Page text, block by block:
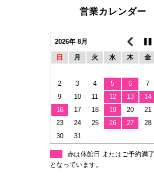
営業カレンダー
2026年 8月
日 月 火 水 木 金
2
3 4 5 6 7
9
10 11 12 13 14
16
17 18 19 20 21
23
24 25 26 27 28
30
31
赤は休館日 またはご予約満了
となっています。